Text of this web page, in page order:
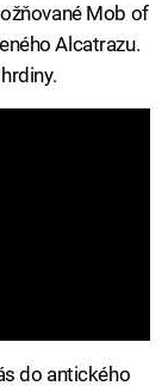
Mob of
Alcatrazu.
do antického